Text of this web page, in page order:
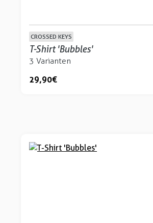
CROSSED KEYS
T-Shirt 'Bubbles'
3 Varianten
29,90 €